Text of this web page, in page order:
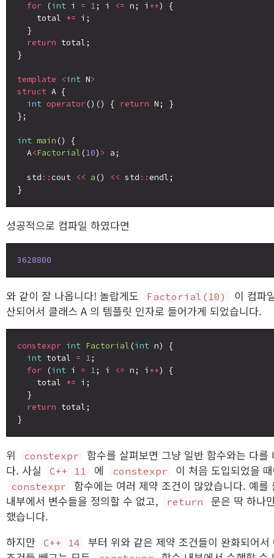
for (int i = 1; i <= n; i ++) {
    total
*= i;
  }
return total;
}
template <int N>
struct A {
int operator ()() { return N; }
};
int main () {
  A
<Factorial (10) > a;
  std
::cout << a () << std ::endl;
성공적으로 컴파일 하였다면
3628800
와 같이 잘 나옵니다! 놀랍게도 Factorial(10)
이 컴파
산되어서 클래스 A 의 템플릿 인자로 들어가게 되었습니다.
constexpr int Factorial (int n) {
int total = 1;
for (int i = 1; i <= n; i ++) {
    total
*= i;
  }
return total;
위 constexpr
함수를 살펴보면 그냥 일반 함수와는 다를
다. 사실
C++ 11 에 constexpr 이 처음 도입되었을
constexpr
함수에는 여러 제약 조건이 많았습니다. 예를
내부에서 변수들을 정의할 수 없고,
return
문은 딱 하나
했습니다.
하지만
C++ 14
부터 위와 같은 제약 조건들이 완화되어서